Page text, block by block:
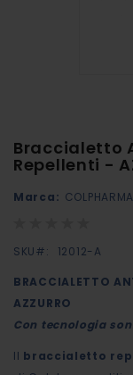
Braccialetto
Repellenti -
Marca: COLPHARMA
SKU
12012-A
BRACCIALETTO
AZZURRO
Con tecnologia
Il braccialetto